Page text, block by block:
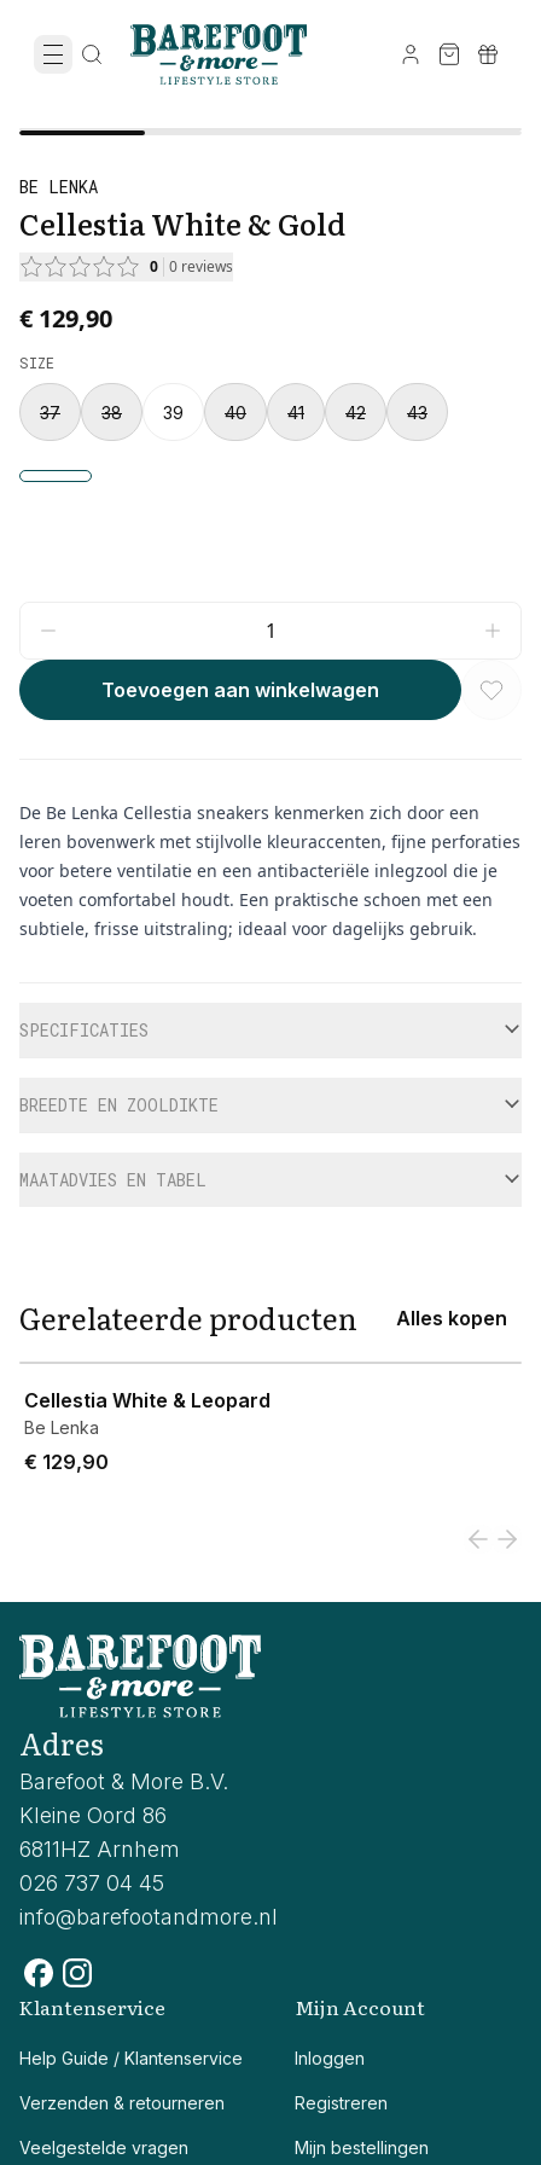
BE LENKA
Cellestia White & Gold
0 0 reviews
€ 129,90
SIZE
37 38 39 40 41 42 43
Toevoegen aan winkelwagen
De Be Lenka Cellestia sneakers kenmerken zich door een
leren bovenwerk met stijlvolle kleuraccenten, fijne perforaties
voor betere ventilatie en een antibacteriële inlegzool die je
voeten comfortabel houdt. Een praktische schoen met een
subtiele, frisse uitstraling; ideaal voor dagelijks gebruik.
SPECIFICATIES
BREEDTE EN ZOOLDIKTE
MAATADVIES EN TABEL
Gerelateerde producten Alles kopen
Cellestia White & Leopard
Be Lenka
€ 129,90
Adres
Barefoot & More B.V.
Kleine Oord 86
6811HZ Arnhem
026 737 04 45
info@barefootandmore.nl
Klantenservice
Help Guide / Klantenservice
Verzenden & retourneren
Veelgestelde vragen
Mijn Account
Inloggen
Registreren
Mijn bestellingen